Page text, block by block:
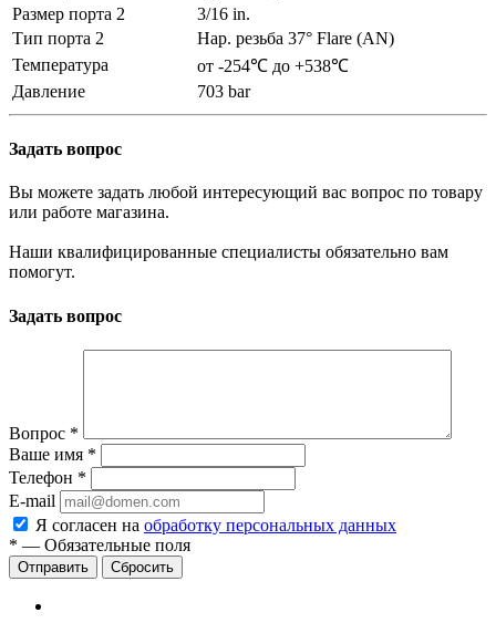
Размер порта 2
3/16 in.
Тип порта 2
Нар. резьба 37° Flare (AN)
Температура
от -254℃ до +538℃
Давление
703 bar
Задать вопрос
Вы можете задать любой интересующий вас вопрос по товару
или работе магазина.
Наши квалифицированные специалисты обязательно вам
помогут.
Задать вопрос
Вопрос *
Ваше имя *
Телефон *
E-mail
Я согласен на обработку персональных данных
* — Обязательные поля
Сбросить